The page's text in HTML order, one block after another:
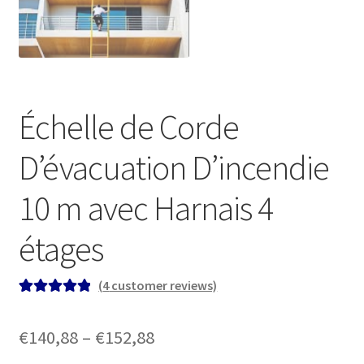
Échelle de Corde
D’évacuation D’incendie
10 m avec Harnais 4
étages
based on
(4customer reviews)
€140,88 – €152,88Price